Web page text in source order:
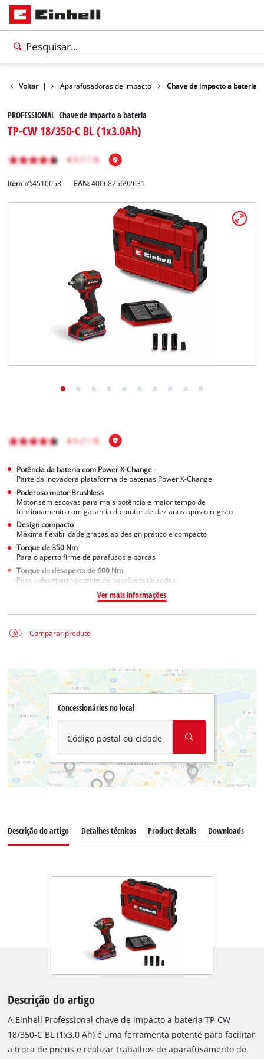
Voltar |
automóvel Aparafusadoras de impacto Chave de impacto a bateria
PROFESSIONAL Chave de impacto a bateria
TP-CW 18/350-C BL (1x3.0Ah)
Item nº:4510058 EAN:4006825692631
Potência da bateria com Power X-Change
Parte da inovadora plataforma de baterias Power X-Change
Poderoso motor Brushless
Motor sem escovas para mais potência e maior tempo de
funcionamento com garantia do motor de dez anos após o registo
Design compacto
Máxima flexibilidade graças ao design prático e compacto
Torque de 350 Nm
Para o aperto firme de parafusos e porcas
Torque de desaperto de 600 Nm
Para o desaperto potente de parafusos de rodas
Ver mais informações
Comparar produto
Concessionários no local
Código postal ou cidade
Descrição do artigo Detalhes técnicos Product details Downloads
Descrição do artigo
A Einhell Professional chave de impacto a bateria TP-CW
18/350-C BL (1x3,0 Ah) é uma ferramenta potente para facilitar
a troca de pneus e realizar trabalhos de aparafusamento de